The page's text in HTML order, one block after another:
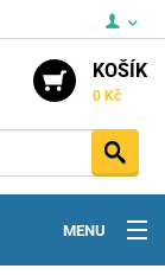
KOŠÍK
0 Kč
MENU